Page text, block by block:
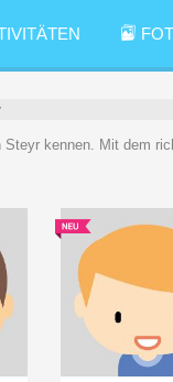
kennen. Mit dem